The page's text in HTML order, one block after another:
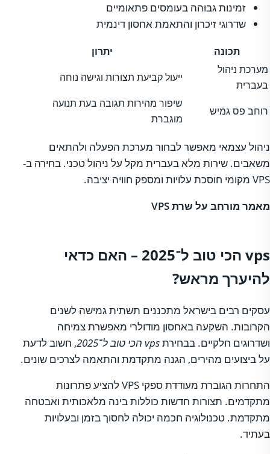
זמינות גבוהה בעומסים פתאומיים
שדרוגי זיכרון והתאמת אחסון דינמית
תכונה
יתרון
מערכת ניהול
בעברית
ייעול קביעת תצורות וגישה נוחה
רוחב פס גמיש
שיפור מהירות תגובה בעת תנועה
מוגברת
ניהול עצמאי מאפשר לבחור מערכת הפעלה ולהתאים
משאבים. שירות מלא בעברית מקל על ניהול טכני. בחירה ב-
VPS מקומי חוסכת עלויות ומספק חוויה יציבה.
מאמר מורחב על שרת VPS
vps הכי טוב ל־2025 – האם כדאי
להיערך מראש?
עסקים רבים בישראל מתכננים תשתית גמישה לשנים
הקרובות. השקעה באחסון מודולרי מאפשרת צמיחה
ושדרוגים חלקיים. בבחירתvps הכי טוב ל־2025
, חשוב לדעת
על ביצועים מהירים, הגנה מתקדמת והתאמה לצרכים שונים.
התחרות הגוברת מעודדת ספקי VPS להציע פתרונות
מתקדמים. תצורות חדשות כוללות בינה מלאכותית ואבטחה
מתקדמת. טכנולוגיה חכמה יכולה לחסוך בזמן ובעלויות
בעתיד.